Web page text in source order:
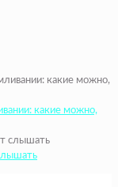
какие можно,